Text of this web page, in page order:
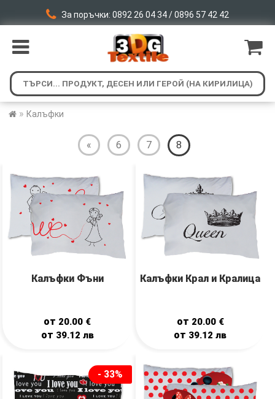
За поръчки: 0892 26 04 34 / 0896 57 42 42
» Калъфки
« 6 7 8
Калъфки Фъни
от 20.00 €
от 39.12 лв
Калъфки Крал и Кралица
от 20.00 €
от 39.12лв
- 33%